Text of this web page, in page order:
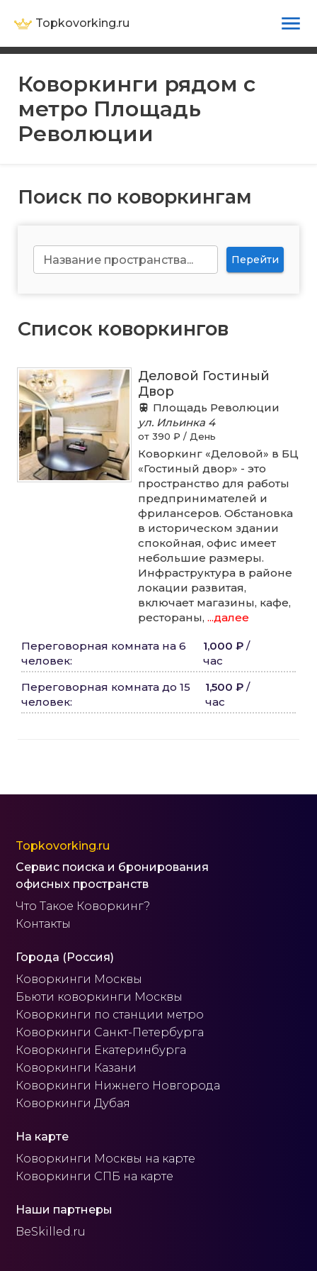
Topkovorking.ru
Коворкинги рядом с
метро Площадь
Революции
Поиск по коворкингам
Название пространства... Перейти
Список коворкингов
Деловой Гостиный
Двор
Площадь Революции
ул. Ильинка 4
от 390 ₽ / День
Коворкинг «Деловой» в БЦ
«Гостиный двор» - это
пространство для работы
предпринимателей и
фрилансеров. Обстановка
в историческом здании
спокойная, офис имеет
небольшие размеры.
Инфраструктура в районе
локации развитая,
включает магазины, кафе,
рестораны, ...далее
Переговорная комната на 6
человек:
1,000 ₽ /
час
Переговорная комната до 15
человек:
1,500 ₽ /
час
Topkovorking.ru
Сервис поиска и бронирования
офисных пространств
Что Такое Коворкинг?
Контакты
Города (Россия)
Коворкинги Москвы
Бьюти коворкинги Москвы
Коворкинги по станции метро
Коворкинги Санкт-Петербурга
Коворкинги Екатеринбурга
Коворкинги Казани
Коворкинги Нижнего Новгорода
Коворкинги Дубая
На карте
Коворкинги Москвы на карте
Коворкинги СПБ на карте
Наши партнеры
BeSkilled.ru